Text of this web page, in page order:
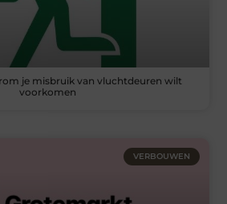
je misbruik van vluchtdeuren wilt
voorkomen
VERBOUWEN